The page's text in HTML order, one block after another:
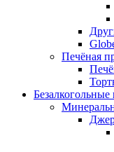
Печёная
Безалкогольные